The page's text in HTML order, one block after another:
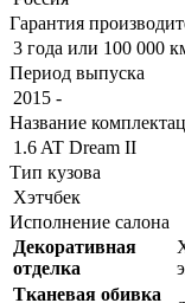
Гарантия
3 года или 100 000
Период выпуска
2015 -
Название
1.6 AT Dream II
Тип кузова
Хэтчбек
Исполнение салона
Декоративная
отделка
Тканевая обивка